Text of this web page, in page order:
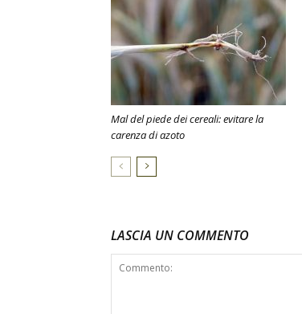
Mal del piede dei cereali: evitare la
carenza di azoto
LASCIA UN COMMENTO